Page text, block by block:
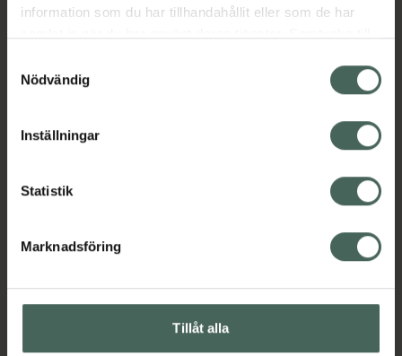
information som du har tillhandahållit eller som de har
återkalla ditt samtycke via webbplatsens
cookieinställningar. Ett återkallat samtycke påverkar inte
lagligheten av behandling som skett innan återkallelsen.
Nödvändig
Inställningar
Statistik
Marknadsföring
Tillåt alla
EAN:03275053946965
Kategorier:
Barn och föräldrar
Kuddar
Visa
Barn och föräldrar
Barntillbehör